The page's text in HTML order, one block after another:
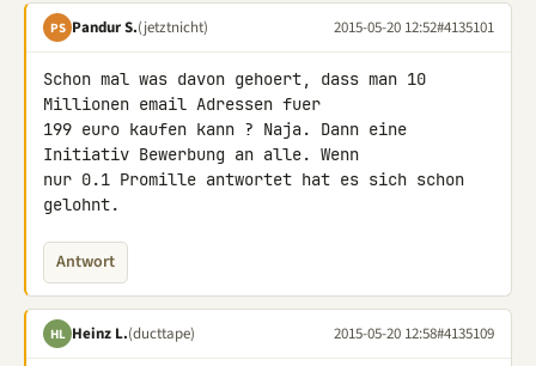
PS Pandur S.(jetztnicht) 2015-05-20 12:52#4135101
Schon mal was davon gehoert, dass man 10
Millionen email Adressen fuer
199 euro kaufen kann ? Naja. Dann eine
Initiativ Bewerbung an alle. Wenn
nur 0.1 Promille antwortet hat es sich schon
gelohnt.
Antwort
HL Heinz L.(ducttape) 2015-05-20 12:58#4135109